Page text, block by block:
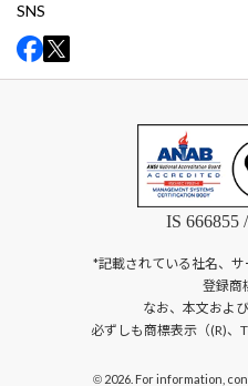
SNS
IS 666855
*記載されている社名、
登録商
なお、本文およ
必ずしも商標表示（(R)、
©2026. For information,